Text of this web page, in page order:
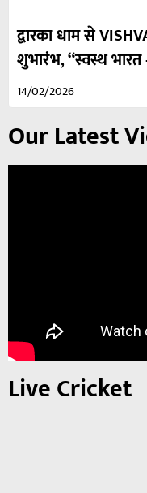
द्वारका धाम से
शुभारंभ, “स्वस्थ
14/02/2026
Our Latest
Live Cricket